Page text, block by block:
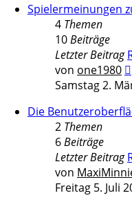
Spielermeinungen
4 Themen
10Beiträge
Letzter Beitrag
von one1980
Samstag 2.
Die
2 Themen
6Beiträge
Letzter Beitrag
von
Freitag 5. Juli